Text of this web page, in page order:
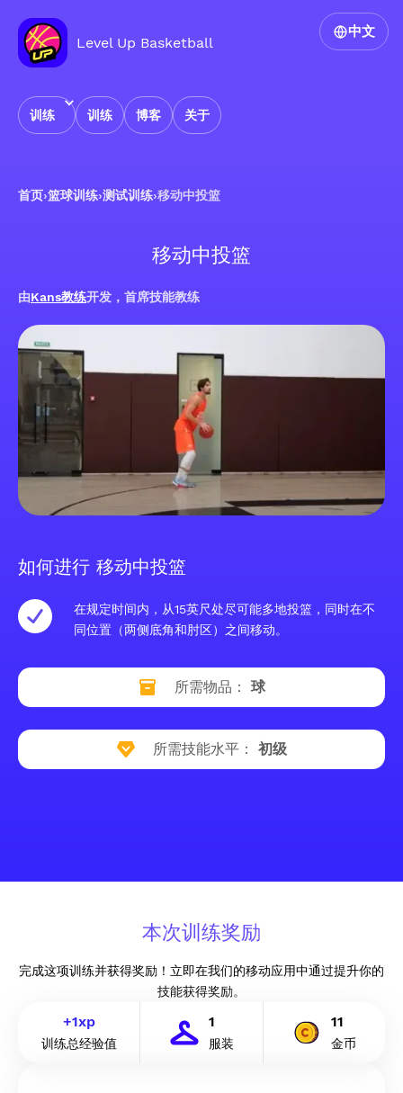
Level Up Basketball
训练 训练 博客 关于
中文
首页›篮球训练›测试训练›移动中投篮
移动中投篮
由Kans教练开发，首席技能教练
如何进行 移动中投篮
在规定时间内，从15英尺处尽可能多地投篮，同时在不
同位置（两侧底角和肘区）之间移动。
所需物品： 球
所需技能水平： 初级
本次训练奖励
完成这项训练并获得奖励！立即在我们的移动应用中通过提升你的
技能获得奖励。
+1xp
训练总经验值
1
服装
11
金币